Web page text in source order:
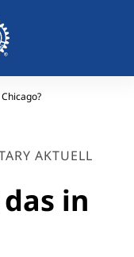
AKTUELL
in